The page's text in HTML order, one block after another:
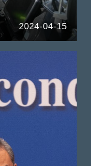
2024-04-15